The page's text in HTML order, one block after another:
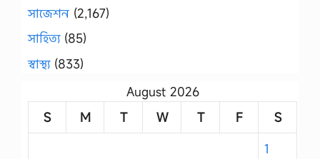
সাজেশন (2,167)
সাহিত্য(85)
স্বাস্থ্য(833)
August 2026
S
M T W T F
S
1